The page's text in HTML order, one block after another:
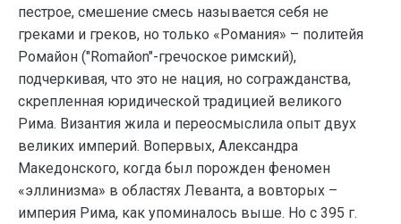
пестрое, смешение смесь называется себя не
греками и греков, но только «Романия» – политейя
Ромайон ("Romaйоn"-гречоское римский),
подчеркивая, что это не нация, но согражданства,
скрепленная юридической традицией великого
Рима. Византия жила и переосмыслила опыт двух
великих империй. Вопервых, Александра
Македонского, когда был порожден феномен
«эллинизма» в областях Леванта, а вовторых –
империя Рима, как упоминалось выше. Но с 395 г.